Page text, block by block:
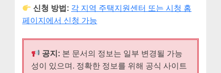
신청 방법: 각 지역 주택지원센터 또는 시청 홈
페이지에서 신청 가능
공지: 본 문서의 정보는 일부 변경될 가능
성이 있으며. 정확한 정보를 위해 공식 사이트